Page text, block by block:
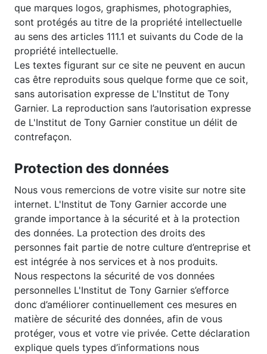
que marques logos, graphismes, photographies,
sont protégés au titre de la propriété intellectuelle
au sens des articles 111.1 et suivants du Code de la
propriété intellectuelle.
Les textes figurant sur ce site ne peuvent en aucun
cas être reproduits sous quelque forme que ce soit,
sans autorisation expresse de L'Institut de Tony
Garnier. La reproduction sans l’autorisation expresse
de L'Institut de Tony Garnier constitue un délit de
contrefaçon.
Protection des données
Nous vous remercions de votre visite sur notre site
internet. L'Institut de Tony Garnier accorde une
grande importance à la sécurité et à la protection
des données. La protection des droits des
personnes fait partie de notre culture d’entreprise et
est intégrée à nos services et à nos produits.
Nous respectons la sécurité de vos données
personnelles L'Institut de Tony Garnier s’efforce
donc d’améliorer continuellement ces mesures en
matière de sécurité des données, afin de vous
protéger, vous et votre vie privée. Cette déclaration
explique quels types d’informations nous